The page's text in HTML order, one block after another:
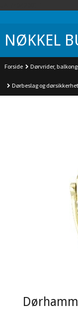
NØKKEL
Forside Dørvrider,
Dørbeslag og dørsikkerhet